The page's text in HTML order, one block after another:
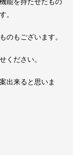
能を持たせたもの
。
のもございます。
ください。
出来ると思いま